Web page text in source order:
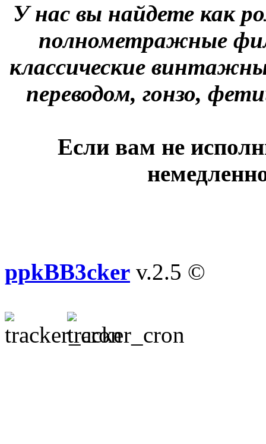
У нас вы найдете как
полнометражные
классические
переводом, гонзо,
Если вам не
ppkBB3cker v.2.5 ©